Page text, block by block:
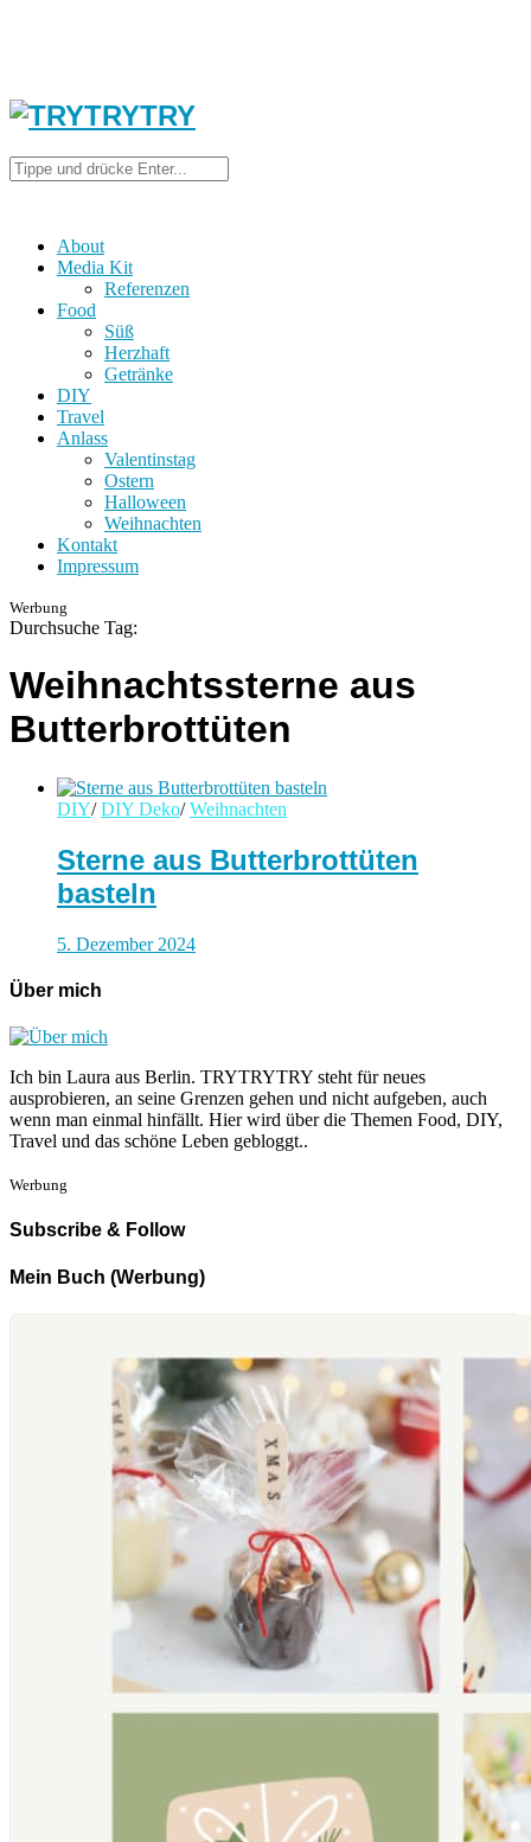
About
Media Kit
Referenzen
Food
Süß
Herzhaft
Getränke
DIY
Travel
Anlass
Valentinstag
Ostern
Halloween
Weihnachten
Kontakt
Impressum
Werbung
Durchsuche Tag:
Weihnachtssterne aus
Butterbrottüten
DIY/ DIY Deko/ Weihnachten
Sterne aus Butterbrottüten
basteln
5. Dezember 2024
Über mich
Ich bin Laura aus Berlin. TRYTRYTRY steht für neues
ausprobieren, an seine Grenzen gehen und nicht aufgeben, auch
wenn man einmal hinfällt. Hier wird über die Themen Food, DIY,
Travel und das schöne Leben gebloggt..
Werbung
Subscribe & Follow
Mein Buch (Werbung)